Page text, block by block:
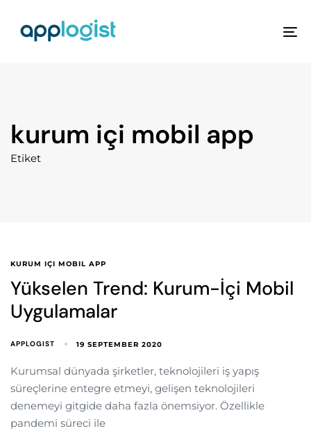
kurum içi mobil app
Etiket
KURUM IÇI MOBIL APP
Yükselen Trend: Kurum-İçi Mobil
Uygulamalar
APPLOGIST 19 SEPTEMBER 2020
Kurumsal dünyada şirketler, teknolojileri iş yapış
süreçlerine entegre etmeyi, gelişen teknolojileri
denemeyi gitgide daha fazla önemsiyor. Özellikle
pandemi süreci ile